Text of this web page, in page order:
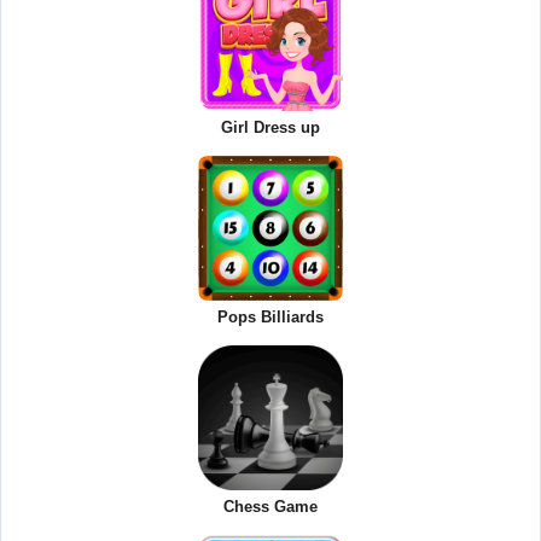
Girl Dress up
Pops Billiards
Chess Game